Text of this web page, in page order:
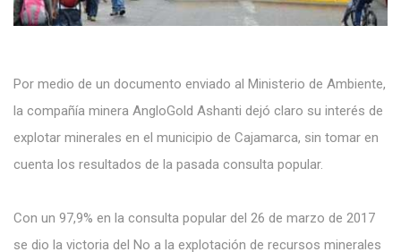
Por medio de un documento enviado al Ministerio de Ambiente,
la compañía minera AngloGold Ashanti dejó claro su interés de
explotar minerales en el municipio de Cajamarca, sin tomar en
cuenta los resultados de la pasada consulta popular.
Con un 97,9% en la consulta popular del 26 de marzo de 2017
se dio la victoria del No a la explotación de recursos minerales